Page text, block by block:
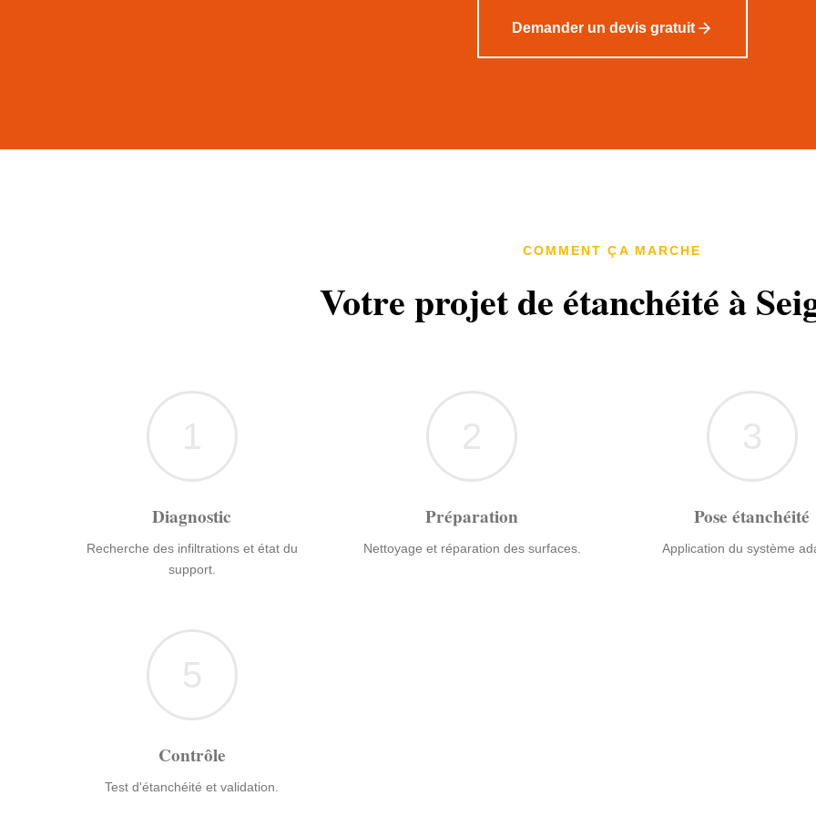
Demander un devis gratuit
COMMENT ÇA MARCHE
Votre projet de étanchéité à
1
Diagnostic
Recherche des infiltrations et état du
support.
2
Préparation
Nettoyage et réparation des surfaces.
3
Pose étanchéité
Application du système
5
Contrôle
Test d'étanchéité et validation.